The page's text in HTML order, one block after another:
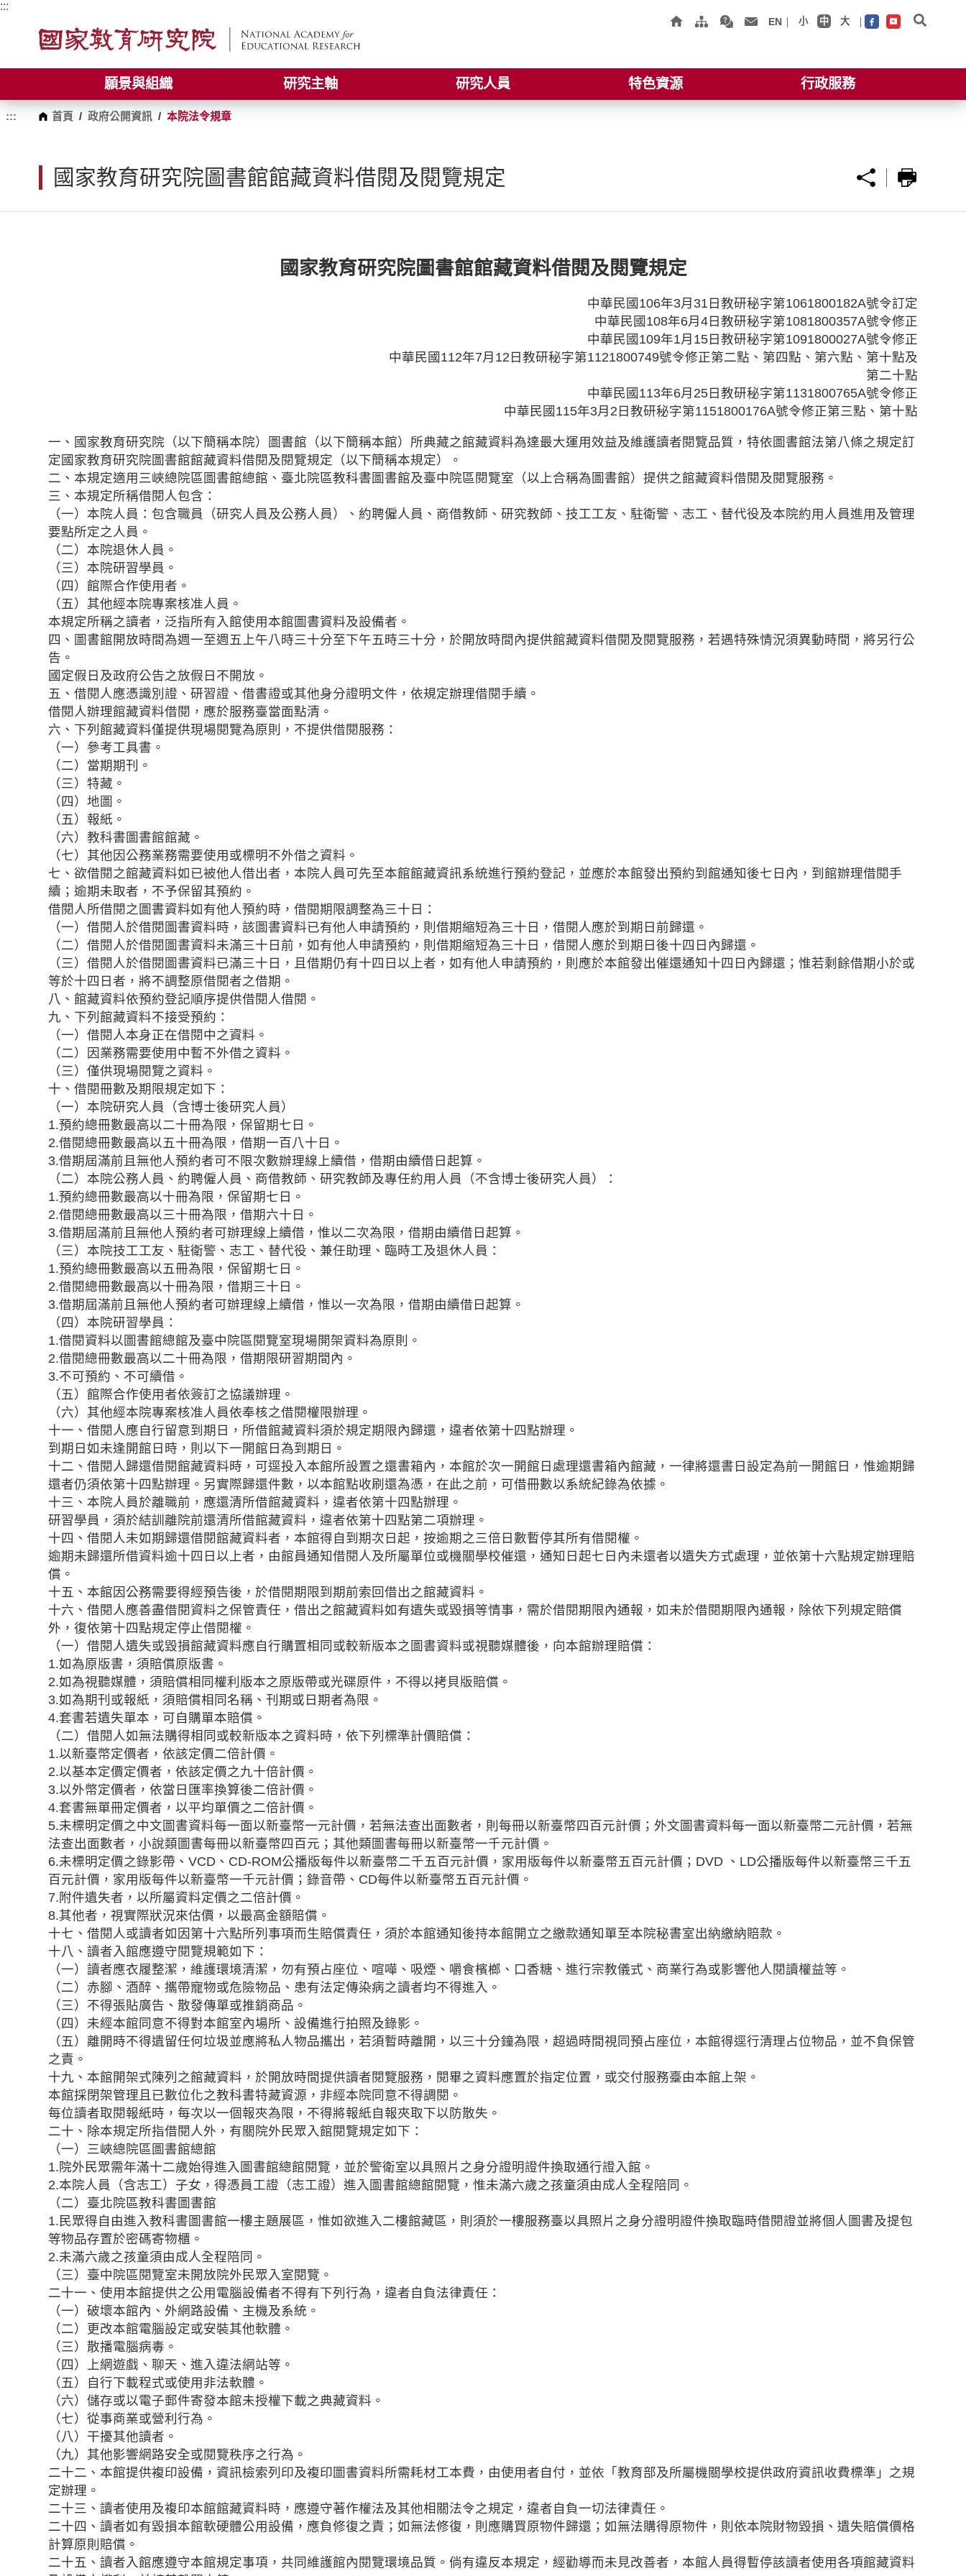
跳
容
:::
EN 小 中 大
願景與組織 研究主軸 研究人員 特色資源 行政服務
::: 首頁 / 政府公開資訊 / 本院法令規章
國家教育研究院圖書館館藏資料借閱及閱覽規定
國家教育研究院圖書館館藏資料借閱及閱覽規定
中華民國106年3月31日教研秘字第1061800182A號令訂定
中華民國108年6月4日教研秘字第1081800357A號令修正
中華民國109年1月15日教研秘字第1091800027A號令修正
中華民國112年7月12日教研秘字第1121800749號令修正第二點、第四點、第六點、第十點及
第二十點
中華民國113年6月25日教研秘字第1131800765A號令修正
中華民國115年3月2日教研秘字第1151800176A號令修正第三點、第十點
一、國家教育研究院（以下簡稱本院）圖書館（以下簡稱本館）所典藏之館藏資料為達最大運用效益及維護讀者閱覽品質，特依圖書館法第八條之規定訂
定國家教育研究院圖書館館藏資料借閱及閱覽規定（以下簡稱本規定）。
二、本規定適用三峽總院區圖書館總館、臺北院區教科書圖書館及臺中院區閱覽室（以上合稱為圖書館）提供之館藏資料借閱及閱覽服務。
三、本規定所稱借閱人包含：
（一）本院人員：包含職員（研究人員及公務人員）、約聘僱人員、商借教師、研究教師、技工工友、駐衛警、志工、替代役及本院約用人員進用及管理
要點所定之人員。
（二）本院退休人員。
（三）本院研習學員。
（四）館際合作使用者。
（五）其他經本院專案核准人員。
本規定所稱之讀者，泛指所有入館使用本館圖書資料及設備者。
四、圖書館開放時間為週一至週五上午八時三十分至下午五時三十分，於開放時間內提供館藏資料借閱及閱覽服務，若遇特殊情況須異動時間，將另行公
告。
國定假日及政府公告之放假日不開放。
五、借閱人應憑識別證、研習證、借書證或其他身分證明文件，依規定辦理借閱手續。
借閱人辦理館藏資料借閱，應於服務臺當面點清。
六、下列館藏資料僅提供現場閱覽為原則，不提供借閱服務：
（一）參考工具書。
（二）當期期刊。
（三）特藏。
（四）地圖。
（五）報紙。
（六）教科書圖書館館藏。
（七）其他因公務業務需要使用或標明不外借之資料。
七、欲借閱之館藏資料如已被他人借出者，本院人員可先至本館館藏資訊系統進行預約登記，並應於本館發出預約到館通知後七日內，到館辦理借閱手
續；逾期未取者，不予保留其預約。
借閱人所借閱之圖書資料如有他人預約時，借閱期限調整為三十日：
（一）借閱人於借閱圖書資料時，該圖書資料已有他人申請預約，則借期縮短為三十日，借閱人應於到期日前歸還。
（二）借閱人於借閱圖書資料未滿三十日前，如有他人申請預約，則借期縮短為三十日，借閱人應於到期日後十四日內歸還。
（三）借閱人於借閱圖書資料已滿三十日，且借期仍有十四日以上者，如有他人申請預約，則應於本館發出催還通知十四日內歸還；惟若剩餘借期小於或
等於十四日者，將不調整原借閱者之借期。
八、館藏資料依預約登記順序提供借閱人借閱。
九、下列館藏資料不接受預約：
（一）借閱人本身正在借閱中之資料。
（二）因業務需要使用中暫不外借之資料。
（三）僅供現場閱覽之資料。
十、借閱冊數及期限規定如下：
（一）本院研究人員（含博士後研究人員）
1.預約總冊數最高以二十冊為限，保留期七日。
2.借閱總冊數最高以五十冊為限，借期一百八十日。
3.借期屆滿前且無他人預約者可不限次數辦理線上續借，借期由續借日起算。
（二）本院公務人員、約聘僱人員、商借教師、研究教師及專任約用人員（不含博士後研究人員）：
1.預約總冊數最高以十冊為限，保留期七日。
2.借閱總冊數最高以三十冊為限，借期六十日。
3.借期屆滿前且無他人預約者可辦理線上續借，惟以二次為限，借期由續借日起算。
（三）本院技工工友、駐衛警、志工、替代役、兼任助理、臨時工及退休人員：
1.預約總冊數最高以五冊為限，保留期七日。
2.借閱總冊數最高以十冊為限，借期三十日。
3.借期屆滿前且無他人預約者可辦理線上續借，惟以一次為限，借期由續借日起算。
（四）本院研習學員：
1.借閱資料以圖書館總館及臺中院區閱覽室現場開架資料為原則。
2.借閱總冊數最高以二十冊為限，借期限研習期間內。
3.不可預約、不可續借。
（五）館際合作使用者依簽訂之協議辦理。
（六）其他經本院專案核准人員依奉核之借閱權限辦理。
十一、借閱人應自行留意到期日，所借館藏資料須於規定期限內歸還，違者依第十四點辦理。
到期日如未逢開館日時，則以下一開館日為到期日。
十二、借閱人歸還借閱館藏資料時，可逕投入本館所設置之還書箱內，本館於次一開館日處理還書箱內館藏，一律將還書日設定為前一開館日，惟逾期歸
還者仍須依第十四點辦理。另實際歸還件數，以本館點收刷還為憑，在此之前，可借冊數以系統紀錄為依據。
十三、本院人員於離職前，應還清所借館藏資料，違者依第十四點辦理。
研習學員，須於結訓離院前還清所借館藏資料，違者依第十四點第二項辦理。
十四、借閱人未如期歸還借閱館藏資料者，本館得自到期次日起，按逾期之三倍日數暫停其所有借閱權。
逾期未歸還所借資料逾十四日以上者，由館員通知借閱人及所屬單位或機關學校催還，通知日起七日內未還者以遺失方式處理，並依第十六點規定辦理賠
償。
十五、本館因公務需要得經預告後，於借閱期限到期前索回借出之館藏資料。
十六、借閱人應善盡借閱資料之保管責任，借出之館藏資料如有遺失或毀損等情事，需於借閱期限內通報，如未於借閱期限內通報，除依下列規定賠償
外，復依第十四點規定停止借閱權。
（一）借閱人遺失或毀損館藏資料應自行購置相同或較新版本之圖書資料或視聽媒體後，向本館辦理賠償：
1.如為原版書，須賠償原版書。
2.如為視聽媒體，須賠償相同權利版本之原版帶或光碟原件，不得以拷貝版賠償。
3.如為期刊或報紙，須賠償相同名稱、刊期或日期者為限。
4.套書若遺失單本，可自購單本賠償。
（二）借閱人如無法購得相同或較新版本之資料時，依下列標準計價賠償：
1.以新臺幣定價者，依該定價二倍計價。
2.以基本定價定價者，依該定價之九十倍計價。
3.以外幣定價者，依當日匯率換算後二倍計價。
4.套書無單冊定價者，以平均單價之二倍計價。
5.未標明定價之中文圖書資料每一面以新臺幣一元計價，若無法查出面數者，則每冊以新臺幣四百元計價；外文圖書資料每一面以新臺幣二元計價，若無
法查出面數者，小說類圖書每冊以新臺幣四百元；其他類圖書每冊以新臺幣一千元計價。
6.未標明定價之錄影帶、VCD、CD-ROM公播版每件以新臺幣二千五百元計價，家用版每件以新臺幣五百元計價；DVD 、LD公播版每件以新臺幣三千五
百元計價，家用版每件以新臺幣一千元計價；錄音帶、CD每件以新臺幣五百元計價。
7.附件遺失者，以所屬資料定價之二倍計價。
8.其他者，視實際狀況來估價，以最高金額賠償。
十七、借閱人或讀者如因第十六點所列事項而生賠償責任，須於本館通知後持本館開立之繳款通知單至本院秘書室出納繳納賠款。
十八、讀者入館應遵守閱覽規範如下：
（一）讀者應衣履整潔，維護環境清潔，勿有預占座位、喧嘩、吸煙、嚼食檳榔、口香糖、進行宗教儀式、商業行為或影響他人閱讀權益等。
（二）赤腳、酒醉、攜帶寵物或危險物品、患有法定傳染病之讀者均不得進入。
（三）不得張貼廣告、散發傳單或推銷商品。
（四）未經本館同意不得對本館室內場所、設備進行拍照及錄影。
（五）離開時不得遺留任何垃圾並應將私人物品攜出，若須暫時離開，以三十分鐘為限，超過時間視同預占座位，本館得逕行清理占位物品，並不負保管
之責。
十九、本館開架式陳列之館藏資料，於開放時間提供讀者閱覽服務，閱畢之資料應置於指定位置，或交付服務臺由本館上架。
本館採閉架管理且已數位化之教科書特藏資源，非經本院同意不得調閱。
每位讀者取閱報紙時，每次以一個報夾為限，不得將報紙自報夾取下以防散失。
二十、除本規定所指借閱人外，有關院外民眾入館閱覽規定如下：
（一）三峽總院區圖書館總館
1.院外民眾需年滿十二歲始得進入圖書館總館閱覽，並於警衛室以具照片之身分證明證件換取通行證入館。
2.本院人員（含志工）子女，得憑員工證（志工證）進入圖書館總館閱覽，惟未滿六歲之孩童須由成人全程陪同。
（二）臺北院區教科書圖書館
1.民眾得自由進入教科書圖書館一樓主題展區，惟如欲進入二樓館藏區，則須於一樓服務臺以具照片之身分證明證件換取臨時借閱證並將個人圖書及提包
等物品存置於密碼寄物櫃。
2.未滿六歲之孩童須由成人全程陪同。
（三）臺中院區閱覽室未開放院外民眾入室閱覽。
二十一、使用本館提供之公用電腦設備者不得有下列行為，違者自負法律責任：
（一）破壞本館內、外網路設備、主機及系統。
（二）更改本館電腦設定或安裝其他軟體。
（三）散播電腦病毒。
（四）上網遊戲、聊天、進入違法網站等。
（五）自行下載程式或使用非法軟體。
（六）儲存或以電子郵件寄發本館未授權下載之典藏資料。
（七）從事商業或營利行為。
（八）干擾其他讀者。
（九）其他影響網路安全或閱覽秩序之行為。
二十二、本館提供複印設備，資訊檢索列印及複印圖書資料所需耗材工本費，由使用者自付，並依「教育部及所屬機關學校提供政府資訊收費標準」之規
定辦理。
二十三、讀者使用及複印本館館藏資料時，應遵守著作權法及其他相關法令之規定，違者自負一切法律責任。
二十四、讀者如有毀損本館軟硬體公用設備，應負修復之責；如無法修復，則應購買原物件歸還；如無法購得原物件，則依本院財物毀損、遺失賠償價格
計算原則賠償。
二十五、讀者入館應遵守本館規定事項，共同維護館內閱覽環境品質。倘有違反本規定，經勸導而未見改善者，本館人員得暫停該讀者使用各項館藏資料